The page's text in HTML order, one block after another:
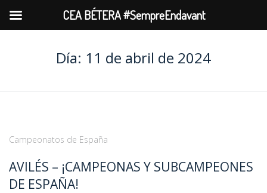
Día: 11 de abril de 2024
Campeonatos de España
AVILÉS – ¡CAMPEONAS Y SUBCAMPEONES
DE ESPAÑA!
CEA BÉTERA #SempreEndavant